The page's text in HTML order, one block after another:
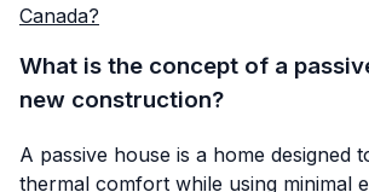
Canada?
What is the concept of a
new construction?
A passive house is a home designed
thermal comfort while using minimal